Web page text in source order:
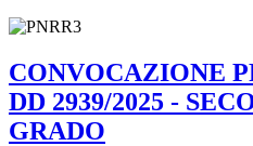
CONVOCAZIONE
DD 2939/2025 -
GRADO